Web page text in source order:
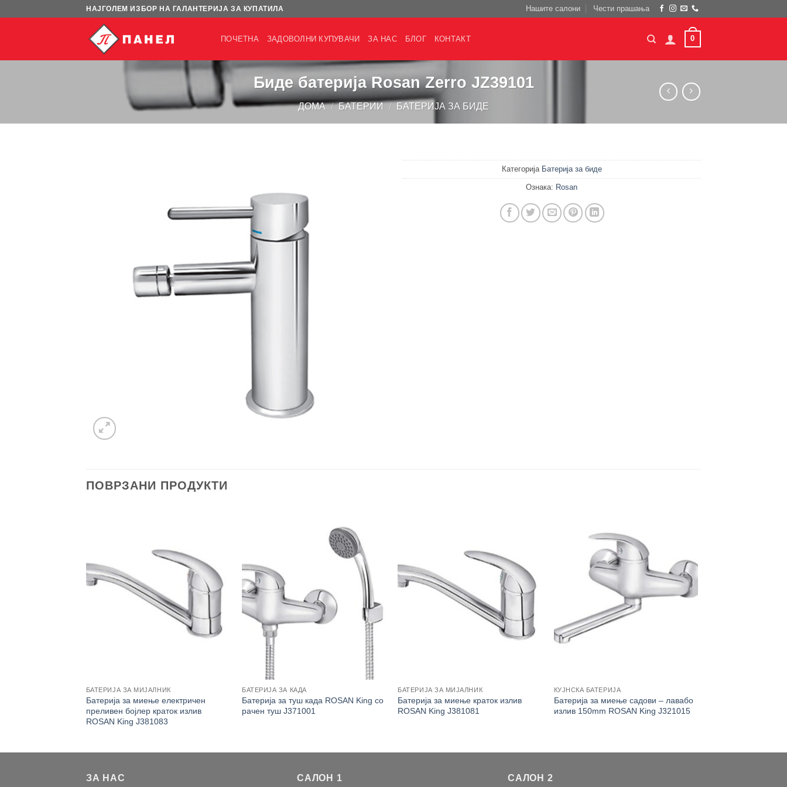
НАЈГОЛЕМ ИЗБОР НА ГАЛАНТЕРИЈА ЗА КУПАТИЛА Нашите салони Чести прашања
ПОЧЕТНА ЗАДОВОЛНИ КУПУВАЧИ ЗА НАС БЛОГ КОНТАКТ 0
Биде батерија Rosan Zerro JZ39101
ДОМА / БАТЕРИИ / БАТЕРИЈА ЗА БИДЕ
Категорија Батерија за биде
Ознака: Rosan
ПОВРЗАНИ ПРОДУКТИ
БАТЕРИЈА ЗА МИЈАЛНИК
Батерија за миење електричен
преливен бојлер краток излив
ROSAN King J381083
БАТЕРИЈА ЗА КАДА
Батерија за туш када ROSAN King со
рачен туш J371001
БАТЕРИЈА ЗА МИЈАЛНИК
Батерија за миење краток излив
ROSAN King J381081
КУЈНСКА БАТЕРИЈА
Батерија за миење садови – лавабо
излив 150mm ROSAN King J321015
ЗА НАС САЛОН 1 САЛОН 2